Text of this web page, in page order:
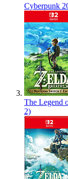
Cyberpunk
The Legend
2)